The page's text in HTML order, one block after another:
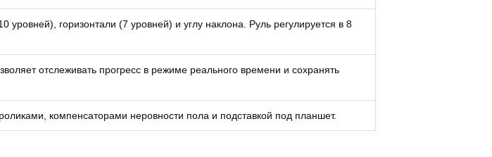
горизонтали (7 уровней) и углу наклона. Руль регулируется в 8
отслеживать прогресс в режиме реального времени и сохранять
компенсаторами неровности пола и подставкой под планшет.